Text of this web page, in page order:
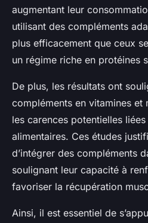
augmentant leur
utilisant des compléments
plus efficacement que ceux
un régime riche en protéines
De plus, les résultats ont
compléments en vitamines et
les carences potentielles
alimentaires. Ces études
d’intégrer des compléments
soulignant leur capacité à
favoriser la récupération
Ainsi, il est essentiel de